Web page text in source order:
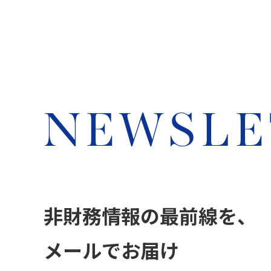
非財務情報の最前線を、
メールでお届け